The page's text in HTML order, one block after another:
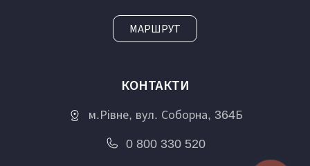
МАРШРУТ
КОНТАКТИ
м.Рівне, вул. Соборна, 364Б
0 800 330 520